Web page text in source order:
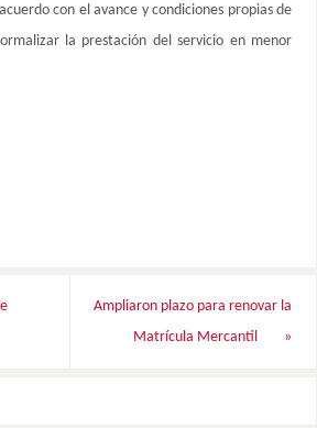
con el avance y condiciones propias de
la prestación del servicio en menor
Ampliaron plazo para renovar la
Matrícula Mercantil »